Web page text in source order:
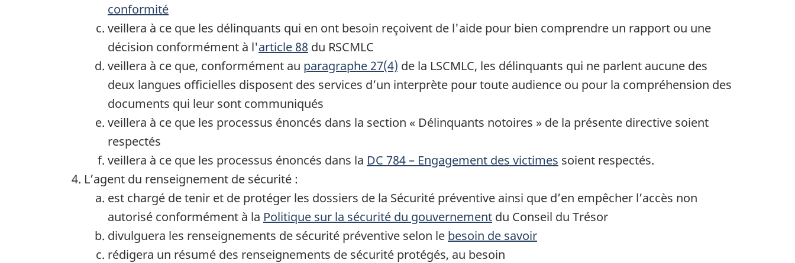
conformité
veillera à ce que les délinquants qui en ont besoin reçoivent de l'aide pour bien comprendre un rapport ou une
décision conformément à l'article 88 du RSCMLC
veillera à ce que, conformément au paragraphe 27(4) de la LSCMLC, les délinquants qui ne parlent aucune des
deux langues officielles disposent des services d’un interprète pour toute audience ou pour la compréhension des
documents qui leur sont communiqués
veillera à ce que les processus énoncés dans la section « Délinquants notoires » de la présente directive soient
respectés
veillera à ce que les processus énoncés dans la DC 784 – Engagement des victimes soient respectés.
L’agent du renseignement de sécurité :
est chargé de tenir et de protéger les dossiers de la Sécurité préventive ainsi que d’en empêcher l’accès non
autorisé conformément à la Politique sur la sécurité du gouvernement du Conseil du Trésor
divulguera les renseignements de sécurité préventive selon le besoin de savoir
rédigera un résumé des renseignements de sécurité protégés, au besoin